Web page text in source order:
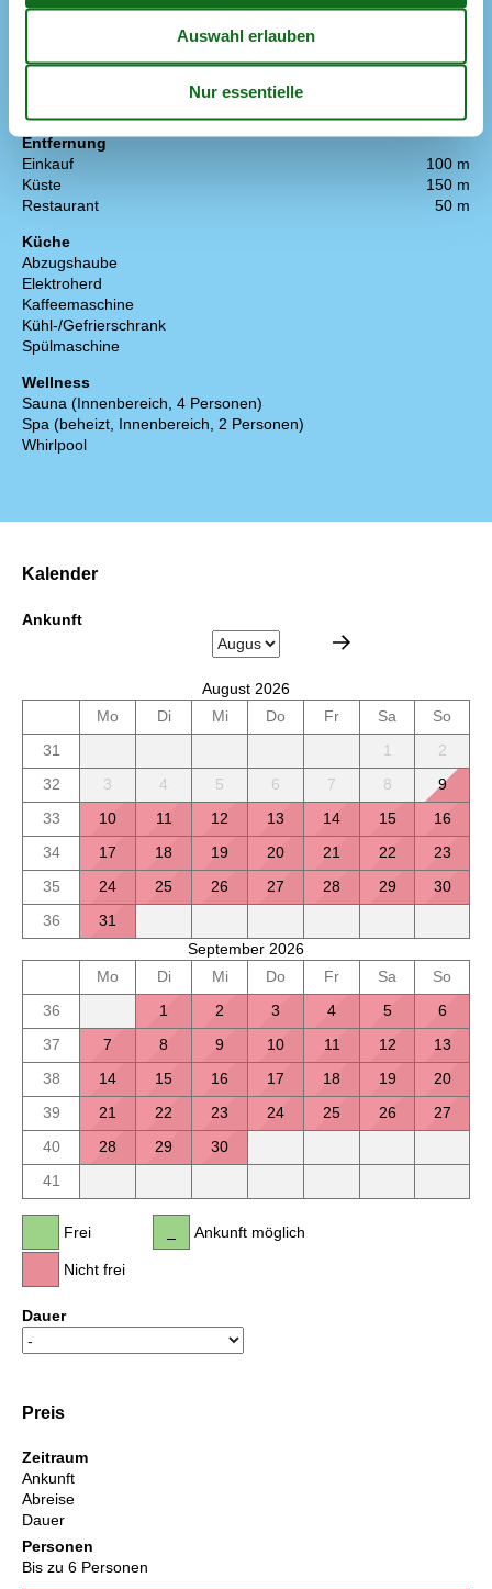
TV
Entfernung
Einkauf
100 m
Küste
150 m
Restaurant
50 m
Küche
Abzugshaube
Elektroherd
Kaffeemaschine
Kühl-/Gefrierschrank
Spülmaschine
Wellness
Sauna (Innenbereich, 4 Personen)
Spa (beheizt, Innenbereich, 2 Personen)
Whirlpool
Kalender
Ankunft
August 2026
Mo
Di Mi Do Fr Sa
So
31
1
2
32
3 4 5 6 7 8
9
33
10 11 12 13 14 15
16
34
17 18 19 20 21 22
23
35
24 25 26 27 28 29
30
36
31
September 2026
Mo
Di Mi Do Fr Sa
So
36
1 2 3 4 5
6
37
7 8 9 10 11 12
13
38
14 15 16 17 18 19
20
39
21 22 23 24 25 26
27
40
28 29
30
41
Frei
Nicht frei
Ankunft möglich
Dauer
Preis
Zeitraum
Ankunft
Abreise
Dauer
Personen
Bis zu 6 Personen